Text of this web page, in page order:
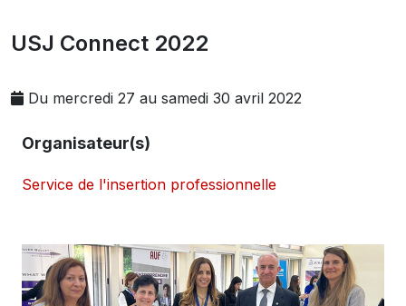
USJ Connect 2022
Du mercredi 27 au samedi 30 avril 2022
Organisateur(s)
Service de l'insertion professionnelle